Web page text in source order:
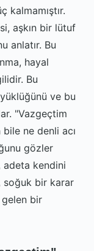
kalmamıştır.
aşkın bir lütuf
anlatır. Bu
hayal
Bu
ve bu
"Vazgeçtim
ne denli acı
gözler
adeta kendini
soğuk bir karar
bir